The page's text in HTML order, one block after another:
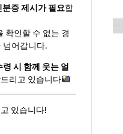
증 제시가 필요합
인할 수 없는 경
넘어갑니다.
령 시 함께 웃는 얼
리고 있습니다
있습니다!